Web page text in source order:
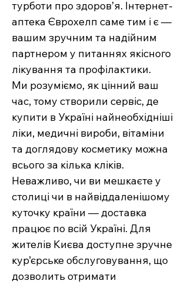
турботи про здоров’я. Інтернет-
аптека Єврохелп саме тим і є —
вашим зручним та надійним
партнером у питаннях якісного
лікування та профілактики.
Ми розуміємо, як цінний ваш
час, тому створили сервіс, де
купити в Україні найнеобхідніші
ліки, медичні вироби, вітаміни
та доглядову косметику можна
всього за кілька кліків.
Неважливо, чи ви мешкаєте у
столиці чи в найвіддаленішому
куточку країни — доставка
працює по всій Україні. Для
жителів Києва доступне зручне
кур’єрське обслуговування, що
дозволить отримати